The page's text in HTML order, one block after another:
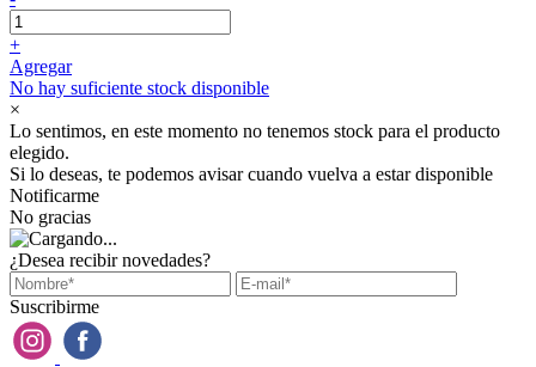
+
Agregar
No hay suficiente stock disponible
×
Lo sentimos, en este momento no tenemos stock para el producto
elegido.
Si lo deseas, te podemos avisar cuando vuelva a estar disponible
Notificarme
No gracias
¿Desea recibir novedades?
Suscribirme